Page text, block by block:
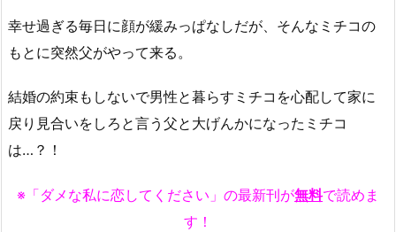
幸せ過ぎる毎日に顔が緩みっぱなしだが、そんなミチコの
もとに突然父がやって来る。
結婚の約束もしないで男性と暮らすミチコを心配して家に
戻り見合いをしろと言う父と大げんかになったミチコ
は…？！
※「ダメな私に恋してください」の最新刊が無料で読めま
す！